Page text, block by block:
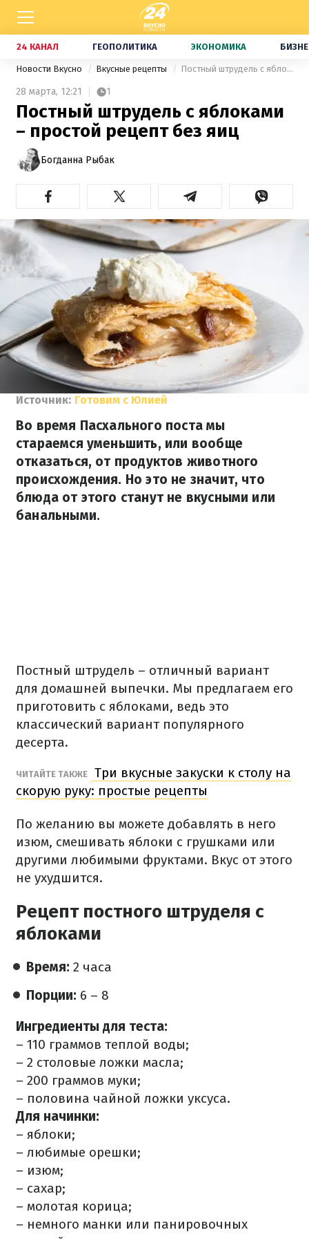
24 КАНАЛ ГЕОПОЛИТИКА ЭКОНОМИКА
Новости Вкусно Вкусные рецепты Постный штрудель с яблоками – простой рецепт без яиц
28 марта, 12:21 1
Постный штрудель с яблоками
– простой рецепт без яиц
Богданна Рыбак
Источник: Готовим с Юлией
Во время Пасхального поста мы
стараемся уменьшить, или вообще
отказаться, от продуктов животного
происхождения. Но это не значит, что
блюда от этого станут не вкусными или
банальными.
Постный штрудель – отличный вариант
для домашней выпечки. Мы предлагаем его
приготовить с яблоками, ведь это
классический вариант популярного
десерта.
ЧИТАЙТЕ ТАКЖЕ
Три вкусные закуски к столу на
скорую руку: простые рецепты
По желанию вы можете добавлять в него
изюм, смешивать яблоки с грушками или
другими любимыми фруктами. Вкус от этого
не ухудшится.
Рецепт постного штруделя с
яблоками
Время: 2 часа
Порции: 6 – 8
Ингредиенты для теста:
– 110 граммов теплой воды;
– 2 столовые ложки масла;
– 200 граммов муки;
– половина чайной ложки уксуса.
Для начинки:
– яблоки;
– любимые орешки;
– изюм;
– сахар;
– молотая корица;
– немного манки или панировочных